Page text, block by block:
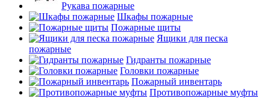
Рукава пожарные
Шкафы пожарные
Пожарные щиты
Ящики для песка
пожарные
Гидранты пожарные
Головки пожарные
Пожарный инвентарь
Противопожарные муфты